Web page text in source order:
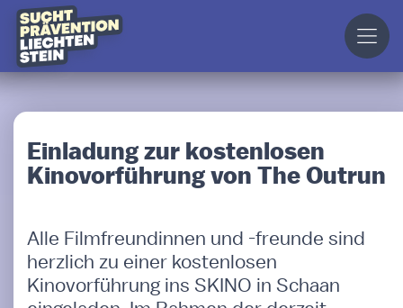
Einladung zur kostenlosen
Kinovorführung von The Outrun
Alle Filmfreundinnen und -freunde sind
herzlich zu einer kostenlosen
Kinovorführung ins SKINO in Schaan